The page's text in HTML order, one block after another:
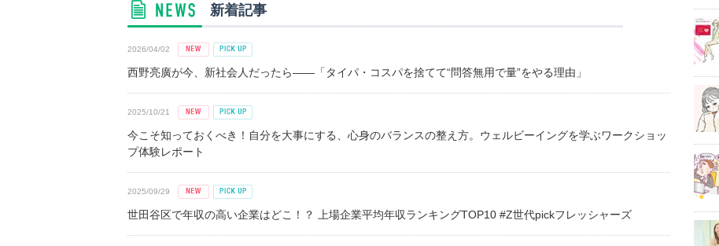
新着記事
2026/04/02
西野亮廣が今、新社会人だったら――「タイパ・コスパを捨てて“問答無用で量”をやる理由」
2025/10/21
今こそ知っておくべき！自分を大事にする、心身のバランスの整え方。ウェルビーイングを学ぶワークショッ
プ体験レポート
2025/09/29
世田谷区で年収の高い企業はどこ！？ 上場企業平均年収ランキングTOP10 #Z世代pickフレッシャーズ